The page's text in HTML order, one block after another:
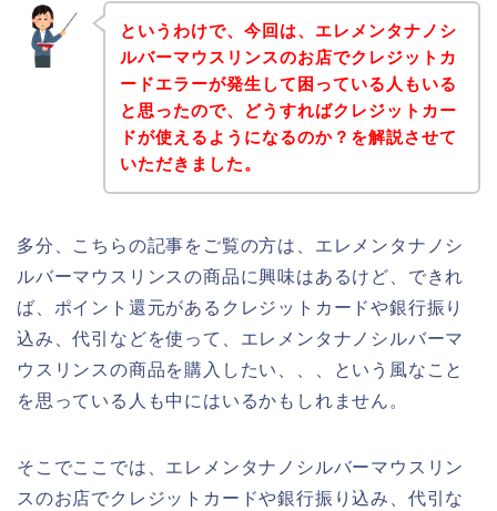
というわけで、今回は、エレメンタナノシ
ルバーマウスリンスのお店でクレジットカ
ードエラーが発生して困っている人もいる
と思ったので、どうすればクレジットカー
ドが使えるようになるのか？を解説させて
いただきました。
多分、こちらの記事をご覧の方は、エレメンタナノシ
ルバーマウスリンスの商品に興味はあるけど、できれ
ば、ポイント還元があるクレジットカードや銀行振り
込み、代引などを使って、エレメンタナノシルバーマ
ウスリンスの商品を購入したい、、、という風なこと
を思っている人も中にはいるかもしれません。
そこでここでは、エレメンタナノシルバーマウスリン
スのお店でクレジットカードや銀行振り込み、代引な